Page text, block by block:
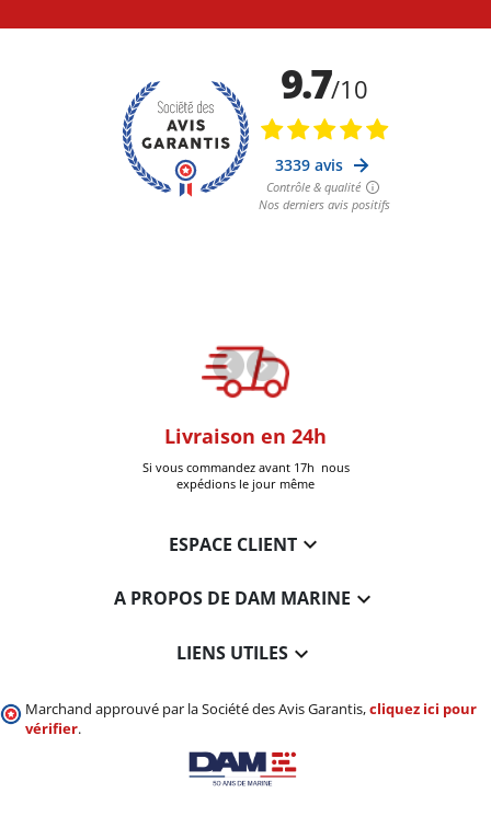
Livraison en 24h
Si vous commandez avant 17h nous
expédions le jour même
ESPACE CLIENT
A PROPOS DE DAM MARINE 
LIENS UTILES 
Marchand approuvé par la Société des Avis Garantis,cliquez ici pour
vérifier.